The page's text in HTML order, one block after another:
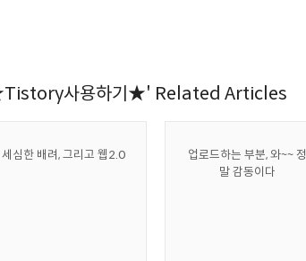
사용하기★' Related Articles
세심한 배려, 그리고 웹2.0
업로드하는 부분, 와~~ 정
말 감동이다